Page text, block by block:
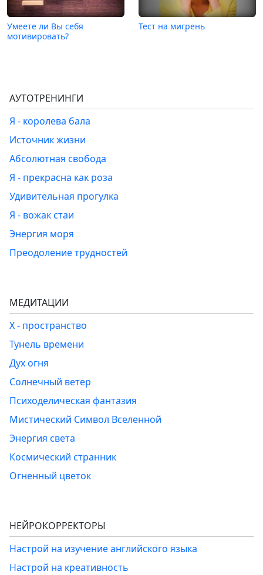
Умеете ли Вы себя
мотивировать?
Тест на мигрень
АУТОТРЕНИНГИ
Я - королева бала
Источник жизни
Абсолютная свобода
Я - прекрасна как роза
Удивительная прогулка
Я - вожак стаи
Энергия моря
Преодоление трудностей
МЕДИТАЦИИ
Х - пространство
Тунель времени
Дух огня
Солнечный ветер
Психоделическая фантазия
Мистический Символ Вселенной
Энергия света
Космический странник
Огненный цветок
НЕЙРОКОРРЕКТОРЫ
Настрой на изучение английского языка
Настрой на креативность